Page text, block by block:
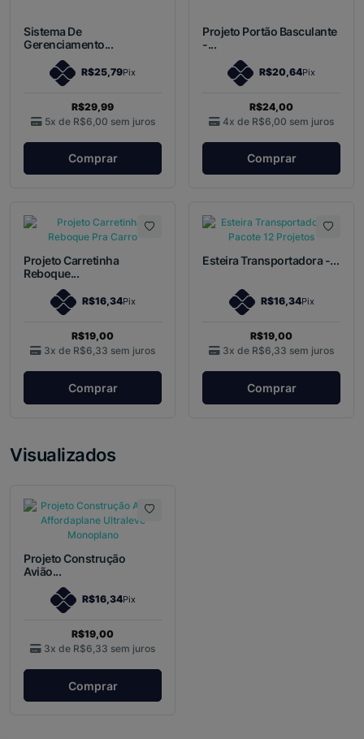
Sistema De
Gerenciamento...
R$25,79Pix
R$29,99
5x de R$6,00 sem juros
Comprar
Projeto Portão Basculante
-...
R$20,64Pix
R$24,00
4x de R$6,00 sem juros
Comprar
Projeto Carretinha
Reboque...
R$16,34Pix
R$19,00
3x de R$6,33 sem juros
Comprar
Esteira Transportadora -...
R$16,34Pix
R$19,00
3x de R$6,33 sem juros
Comprar
Visualizados
Projeto Construção
Avião...
R$16,34Pix
R$19,00
3x de R$6,33 sem juros
Comprar